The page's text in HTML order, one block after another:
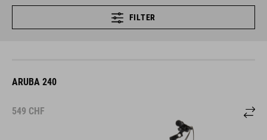
FILTER
ARUBA 240
549 CHF